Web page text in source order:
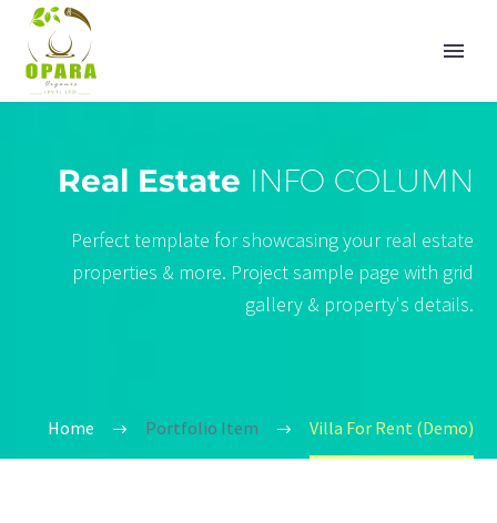
Real Estate INFO COLUMN
Perfect template for showcasing your real estate
properties & more. Project sample page with grid
gallery & property's details.
Home Portfolio Item Villa For Rent (Demo)